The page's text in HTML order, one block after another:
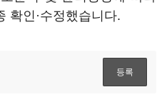
확인·수정했습니다.